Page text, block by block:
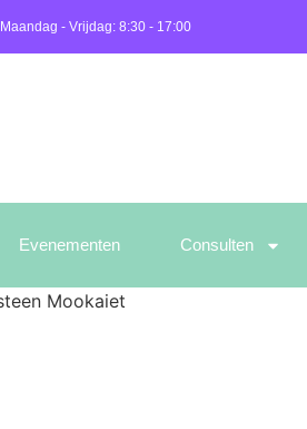
Maandag - Vrijdag: 8:30 - 17:00
Evenementen Consulten
Mookaiet